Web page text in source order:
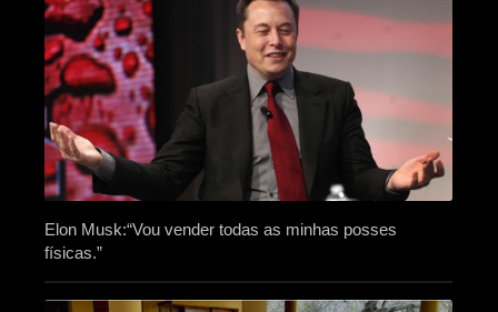
Elon Musk:“Vou vender todas as minhas posses
físicas.”